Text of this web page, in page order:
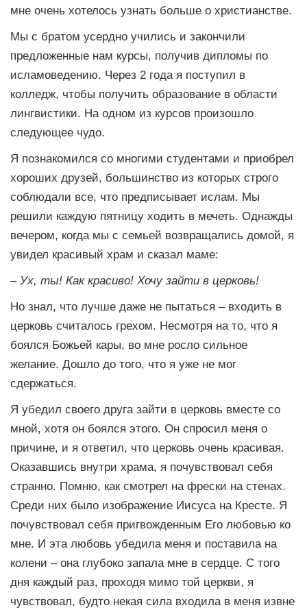
мне очень хотелось узнать больше о христианстве.
Мы с братом усердно учились и закончили
предложенные нам курсы, получив дипломы по
исламоведению. Через 2 года я поступил в
колледж, чтобы получить образование в области
лингвистики. На одном из курсов произошло
следующее чудо.
Я познакомился со многими студентами и приобрел
хороших друзей, большинство из которых строго
соблюдали все, что предписывает ислам. Мы
решили каждую пятницу ходить в мечеть. Однажды
вечером, когда мы с семьей возвращались домой, я
увидел красивый храм и сказал маме:
– Ух, ты! Как красиво! Хочу зайти в церковь!
Но знал, что лучше даже не пытаться – входить в
церковь считалось грехом. Несмотря на то, что я
боялся Божьей кары, во мне росло сильное
желание. Дошло до того, что я уже не мог
сдержаться.
Я убедил своего друга зайти в церковь вместе со
мной, хотя он боялся этого. Он спросил меня о
причине, и я ответил, что церковь очень красивая.
Оказавшись внутри храма, я почувствовал себя
странно. Помню, как смотрел на фрески на стенах.
Среди них было изображение Иисуса на Кресте. Я
почувствовал себя пригвожденным Его любовью ко
мне. И эта любовь убедила меня и поставила на
колени – она глубоко запала мне в сердце. С того
дня каждый раз, проходя мимо той церкви, я
чувствовал, будто некая сила входила в меня извне